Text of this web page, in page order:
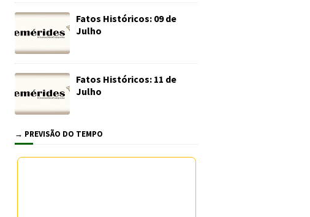
Fatos Históricos: 09 de
Julho
Fatos Históricos: 11 de
Julho
→ PREVISÃO DO TEMPO